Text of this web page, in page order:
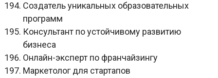
Создатель уникальных образовательных
программ
Консультант по устойчивому развитию
бизнеса
Онлайн-эксперт по франчайзингу
Маркетолог для стартапов